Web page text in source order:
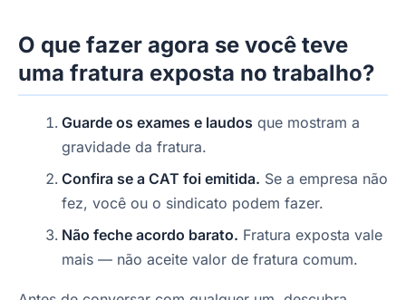
O que fazer agora se você teve
uma fratura exposta no trabalho?
Guarde os exames e laudos que mostram a
gravidade da fratura.
Confira se a CAT foi emitida. Se a empresa não
fez, você ou o sindicato podem fazer.
Não feche acordo barato. Fratura exposta vale
mais — não aceite valor de fratura comum.